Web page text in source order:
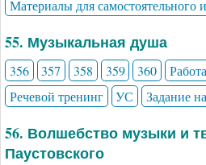
Материалы для самостоятельного
55. Музыкальная душа
356 357 358 359 360
Речевой тренинг
УС Задание
56. Волшебство музыки и
Паустовского